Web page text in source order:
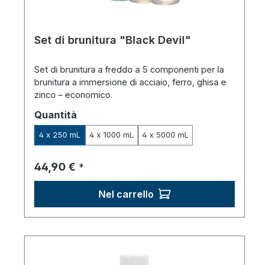
Set di brunitura "Black Devil"
Set di brunitura a freddo a 5 componenti per la
brunitura a immersione di acciaio, ferro, ghisa e
zinco – economico.
Seleziona
Quantità
4 x 250 mL 4 x 1000 mL 4 x 5000 mL
Prezzo normale:
44,90 € *
Nel carrello